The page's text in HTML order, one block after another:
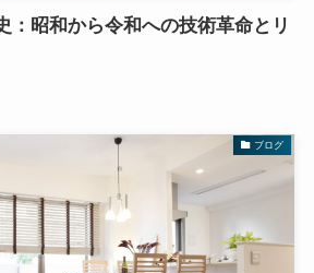
：昭和から令和への技術革命とリ
ブログ